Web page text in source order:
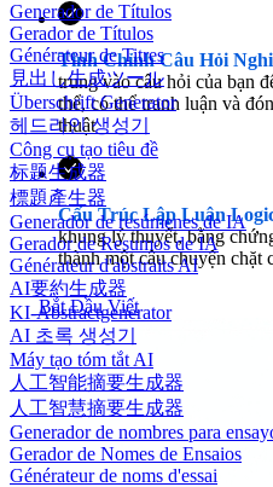
Generador de Títulos
Gerador de Títulos
Générateur de Titres
見出し生成ツール
Überschrift Generator
헤드라인 생성기
Công cụ tạo tiêu đề
标题生成器
標題產生器
Generador de resúmenes de IA
Gerador de Resumos de IA
Générateur d'abstraits AI
AI要約生成器
KI-Abstractgenerator
AI 초록 생성기
Máy tạo tóm tắt AI
人工智能摘要生成器
人工智慧摘要生成器
Generador de nombres para
Gerador de Nomes de Ensaios
Générateur de noms d'essai
Tinh Chỉnh Câu Hỏi
trung vào câu hỏi của bạn
thể, có thể tranh luận và
thuật
Cấu Trúc Lập Luận
khung lý thuyết, bằng
thành một câu chuyện chặt
Bắt Đầu Viết